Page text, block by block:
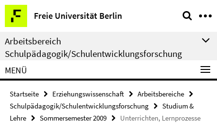
Springe
direkt
zu
Inhalt
Freie Universität Berlin
Service-
Navigation
Arbeitsbereich
Schulpädagogik/Schulentwicklungsforschung
MENÜ
Startseite Erziehungswissenschaft
Arbeitsbereiche
Schulpädagogik/Schulentwicklungsforschung
Studium &
Lehre
Sommersemester 2009
Unterrichten, Lernprozesse